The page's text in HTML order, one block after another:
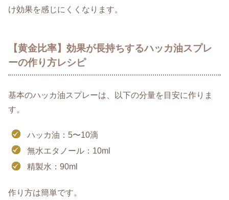
け効果を感じにくくなります。
【黄金比率】効果が長持ちするハッカ油スプレ
ーの作り方レシピ
基本のハッカ油スプレーは、以下の分量を目安に作りま
す。
ハッカ油：5〜10滴
無水エタノール：10ml
精製水：90ml
作り方は簡単です。